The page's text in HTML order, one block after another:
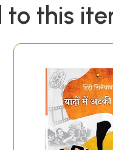
to this